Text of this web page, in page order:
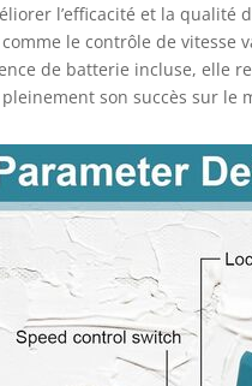
l’efficacité et la qualité
le contrôle de
de batterie incluse, elle
son succès sur le